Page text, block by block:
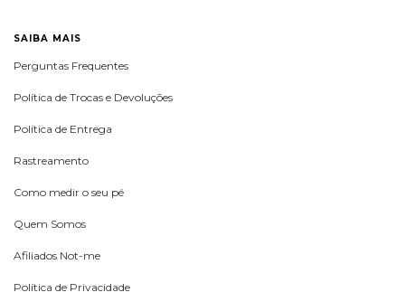
SAIBA MAIS
Perguntas Frequentes
Política de Trocas e Devoluções
Política de Entrega
Rastreamento
Como medir o seu pé
Quem Somos
Afiliados Not-me
Política de Privacidade